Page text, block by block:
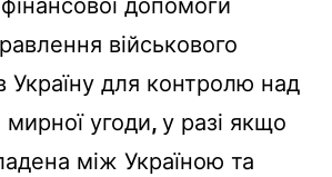
фінансової допомоги
військового
Україну для контролю над
угоди, у разі якщо
між Україною та